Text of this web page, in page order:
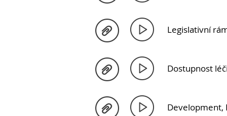
Legislativní
Dostupnost
Development,